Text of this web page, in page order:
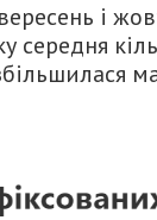
і
середня